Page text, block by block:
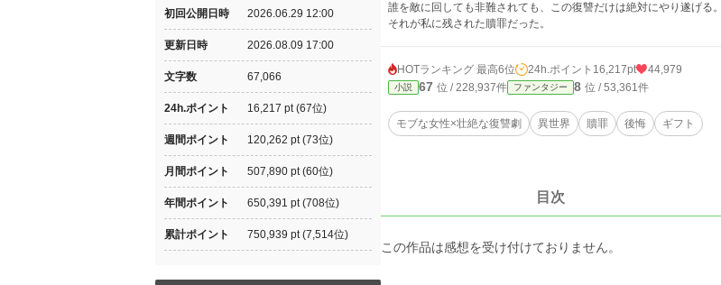
誰を敵に回しても非難されても、この復讐だけは絶対にやり遂げる。
それが私に残された贖罪だった。
HOTランキング 最高6位 24h.ポイント 16,217pt 44,979
小説 67 位 / 228,937件 ファンタジー 8 位 / 53,361件
モブな女性×壮絶な復讐劇 異世界 贖罪 後悔 ギフト
目次
この作品は感想を受け付けておりません。
初回公開日時 2026.06.29 12:00
更新日時 2026.08.09 17:00
文字数 67,066
24h.ポイント 16,217 pt (67位)
週間ポイント 120,262 pt (73位)
月間ポイント 507,890 pt (60位)
年間ポイント 650,391 pt (708位)
累計ポイント 750,939 pt (7,514位)